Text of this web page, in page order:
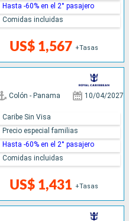
US$ 1,567 +Tasas
Hasta -60% en el 2° pasajero
Comidas incluidas
Colón - Panama 10/04/2027
US$ 1,431 +Tasas
Caribe Sin Visa
Precio especial familias
Hasta -60% en el 2° pasajero
Comidas incluidas